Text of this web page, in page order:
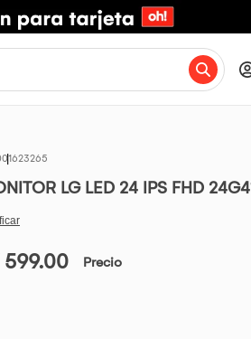
LG LED 24 IPS FHD
599.00 Precio